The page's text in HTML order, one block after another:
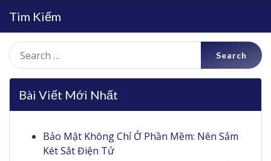
Tìm Kiếm
Search
for:
Bài Viết Mới Nhất
Bảo Mật Không Chỉ Ở Phần Mềm: Nên Sắm
Két Sắt Điện Tử